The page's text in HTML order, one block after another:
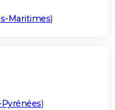
Maritimes)
)